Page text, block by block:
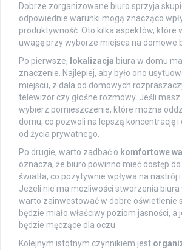
Dobrze zorganizowane biuro sprzyja
odpowiednie warunki mogą znacząco
produktywność. Oto kilka aspektów, które
uwagę przy wyborze miejsca na domowe
Po pierwsze, lokalizacja biura w domu
znaczenie. Najlepiej, aby było ono
miejscu, z dala od domowych
telewizor czy głośne rozmowy. Jeśli
wybierz pomieszczenie, które można
domu, co pozwoli na lepszą koncentrację
od życia prywatnego.
Po drugie, warto zadbać o komfortowe
oznacza, że biuro powinno mieć dostęp
światła, co pozytywnie wpływa na nastrój
Jeżeli nie ma możliwości stworzenia biura
warto zainwestować w dobre oświetlenie
będzie miało właściwy poziom jasności, a
będzie męczące dla oczu.
Kolejnym istotnym czynnikiem jest